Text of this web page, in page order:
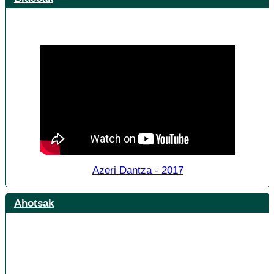
Azeri Dantza - 2017
Ahotsak